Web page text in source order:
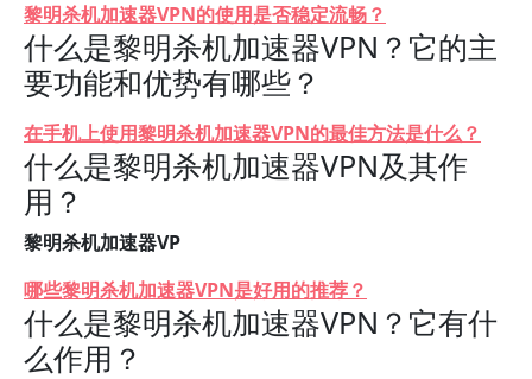
黎明杀机加速器VPN的使用是否稳定流畅？
什么是黎明杀机加速器VPN？它的主
要功能和优势有哪些？
在手机上使用黎明杀机加速器VPN的最佳方法是什么？
什么是黎明杀机加速器VPN及其作
用？
黎明杀机加速器VP
哪些黎明杀机加速器VPN是好用的推荐？
什么是黎明杀机加速器VPN？它有什
么作用？